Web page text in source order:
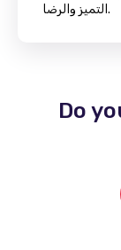
التميز والرضا.
Do